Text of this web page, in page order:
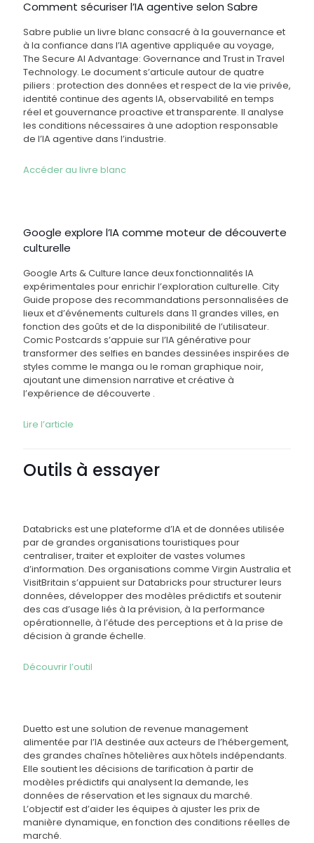
Comment sécuriser l’IA agentive selon Sabre
Sabre publie un livre blanc consacré à la gouvernance et
à la confiance dans l’IA agentive appliquée au voyage,
The Secure AI Advantage: Governance and Trust in Travel
Technology. Le document s’articule autour de quatre
piliers : protection des données et respect de la vie privée,
identité continue des agents IA, observabilité en temps
réel et gouvernance proactive et transparente. Il analyse
les conditions nécessaires à une adoption responsable
de l’IA agentive dans l’industrie.
Accéder au livre blanc
Google explore l’IA comme moteur de découverte
culturelle
Google Arts & Culture lance deux fonctionnalités IA
expérimentales pour enrichir l’exploration culturelle. City
Guide propose des recommandations personnalisées de
lieux et d’événements culturels dans 11 grandes villes, en
fonction des goûts et de la disponibilité de l’utilisateur.
Comic Postcards s’appuie sur l’IA générative pour
transformer des selfies en bandes dessinées inspirées de
styles comme le manga ou le roman graphique noir,
ajoutant une dimension narrative et créative à
l’expérience de découverte .
Lire l’article
Outils à essayer
Databricks est une plateforme d’IA et de données utilisée
par de grandes organisations touristiques pour
centraliser, traiter et exploiter de vastes volumes
d’information. Des organisations comme Virgin Australia et
VisitBritain s’appuient sur Databricks pour structurer leurs
données, développer des modèles prédictifs et soutenir
des cas d’usage liés à la prévision, à la performance
opérationnelle, à l’étude des perceptions et à la prise de
décision à grande échelle.
Découvrir l’outil
Duetto est une solution de revenue management
alimentée par l’IA destinée aux acteurs de l’hébergement,
des grandes chaînes hôtelières aux hôtels indépendants.
Elle soutient les décisions de tarification à partir de
modèles prédictifs qui analysent la demande, les
données de réservation et les signaux du marché.
L’objectif est d’aider les équipes à ajuster les prix de
manière dynamique, en fonction des conditions réelles de
marché.